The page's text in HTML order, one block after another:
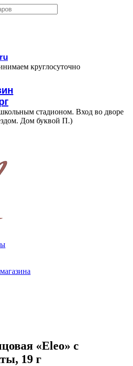
круглосуточно
стадионом. Вход во дворе
Дом буквой П.)
«Eleo» с
19 г